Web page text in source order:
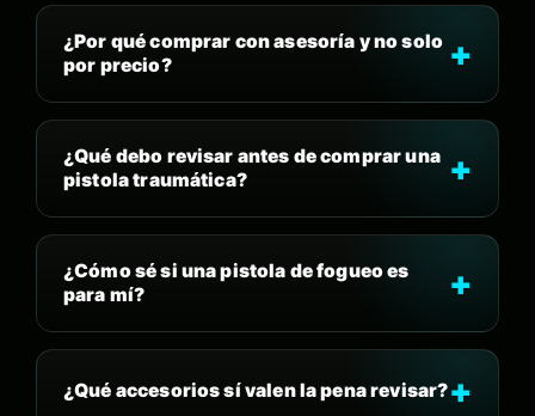
¿Por qué comprar con asesoría y no solo
por precio?
¿Qué debo revisar antes de comprar una
pistola traumática?
¿Cómo sé si una pistola de fogueo es
para mí?
¿Qué accesorios sí valen la pena revisar?